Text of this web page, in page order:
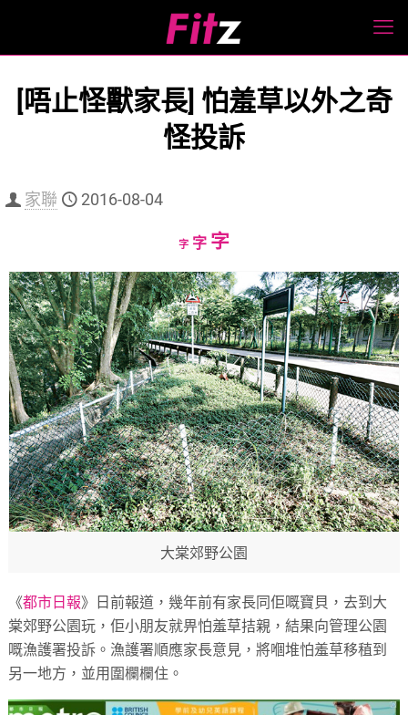
[唔止怪獸家長] 怕羞草以外之奇
怪投訴
家聯 2016-08-04
字Decrease
size.
字Reset
size.
字Increase
size.
大棠郊野公園
《都市日報》日前報道，幾年前有家長同佢嘅寶貝，去到大
棠郊野公園玩，佢小朋友就畀怕羞草拮親，結果向管理公園
嘅漁護署投訴。漁護署順應家長意見，將嗰堆怕羞草移稙到
另一地方，並用圍欄欄住。